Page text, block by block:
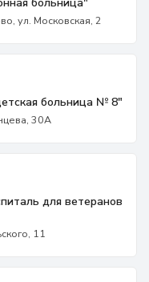
ул. Московская, 2
больница № 8"
30А
для ветеранов
11